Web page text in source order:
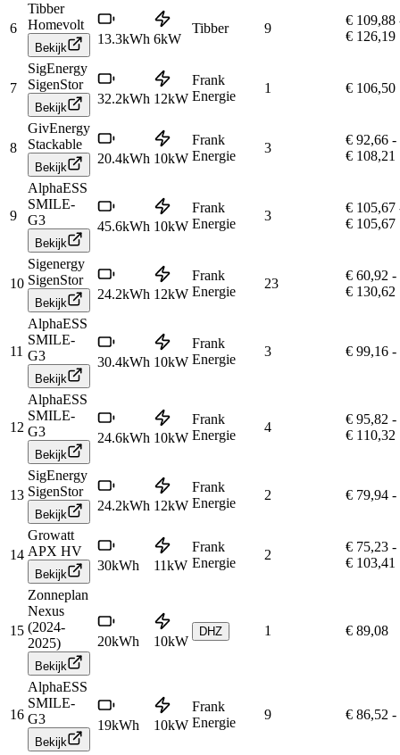
6
Tibber
Homevolt
Bekijk
13.3kWh 6kW
Tibber 9
€ 109,88
€ 126,19
7
SigEnergy
SigenStor
Bekijk
32.2kWh 12kW
Frank
Energie
1 € 106,50
8
GivEnergy
Stackable
Bekijk
20.4kWh 10kW
Frank
Energie
3
€ 92,66 -
€ 108,21
9
AlphaESS
SMILE-
G3
Bekijk
45.6kWh 10kW
Frank
Energie
3
€ 105,67
€ 105,67
10
Sigenergy
SigenStor
Bekijk
24.2kWh 12kW
Frank
Energie
23
€ 60,92 -
€ 130,62
11
AlphaESS
SMILE-
G3
Bekijk
30.4kWh 10kW
Frank
Energie
3 € 99,16 -
12
AlphaESS
SMILE-
G3
Bekijk
24.6kWh 10kW
Frank
Energie
4
€ 95,82 -
€ 110,32
13
SigEnergy
SigenStor
Bekijk
24.2kWh 12kW
Frank
Energie
2 € 79,94 -
14
Growatt
APX HV
Bekijk
30kWh 11kW
Frank
Energie
2
€ 75,23 -
€ 103,41
15
Zonneplan
Nexus
(2024-
2025)
Bekijk
20kWh 10kW
DHZ 1 € 89,08
16
AlphaESS
SMILE-
G3
Bekijk
19kWh 10kW
Frank
Energie
9 € 86,52 -